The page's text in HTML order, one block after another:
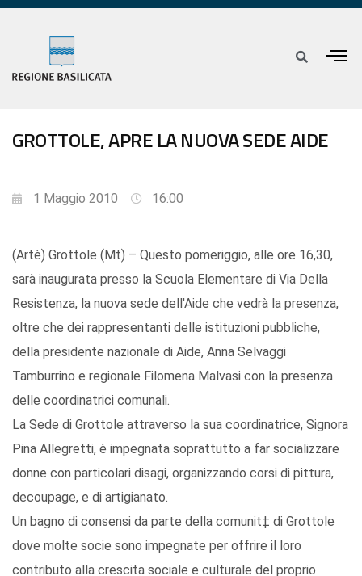
GROTTOLE, APRE LA NUOVA SEDE AIDE
1 Maggio 2010 16:00
(Artè) Grottole (Mt) – Questo pomeriggio, alle ore 16,30,
sarà inaugurata presso la Scuola Elementare di Via Della
Resistenza, la nuova sede dell'Aide che vedrà la presenza,
oltre che dei rappresentanti delle istituzioni pubbliche,
della presidente nazionale di Aide, Anna Selvaggi
Tamburrino e regionale Filomena Malvasi con la presenza
delle coordinatrici comunali.
La Sede di Grottole attraverso la sua coordinatrice, Signora
Pina Allegretti, è impegnata soprattutto a far socializzare
donne con particolari disagi, organizzando corsi di pittura,
decoupage, e di artigianato.
Un bagno di consensi da parte della comunit‡ di Grottole
dove molte socie sono impegnate per offrire il loro
contributo alla crescita sociale e culturale del proprio